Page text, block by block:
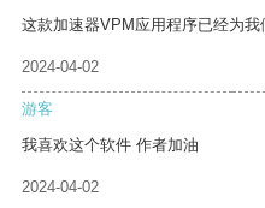
这款加速器VPM应用程序已经为我
2024-04-02
游客
我喜欢这个软件 作者加油
2024-04-02